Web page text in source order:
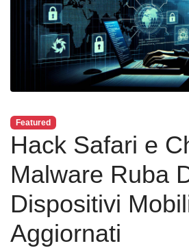
Featured
Hack Safari e
Malware Ruba
Dispositivi
Aggiornati